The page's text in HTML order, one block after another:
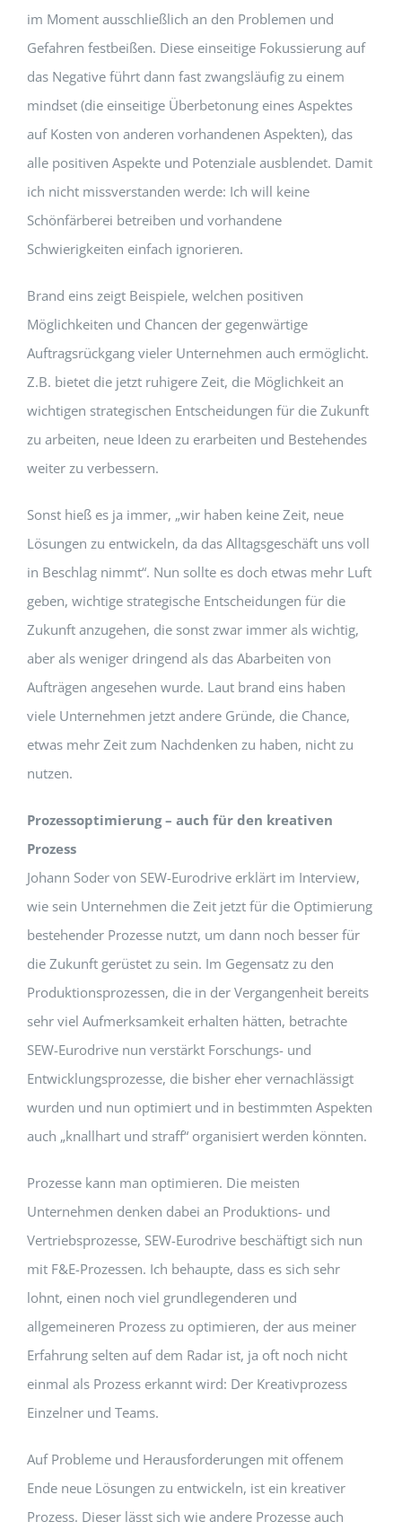
im Moment ausschließlich an den Problemen und
Gefahren festbeißen. Diese einseitige Fokussierung auf
das Negative führt dann fast zwangsläufig zu einem
mindset (die einseitige Überbetonung eines Aspektes
auf Kosten von anderen vorhandenen Aspekten), das
alle positiven Aspekte und Potenziale ausblendet. Damit
ich nicht missverstanden werde: Ich will keine
Schönfärberei betreiben und vorhandene
Schwierigkeiten einfach ignorieren.
Brand eins zeigt Beispiele, welchen positiven
Möglichkeiten und Chancen der gegenwärtige
Auftragsrückgang vieler Unternehmen auch ermöglicht.
Z.B. bietet die jetzt ruhigere Zeit, die Möglichkeit an
wichtigen strategischen Entscheidungen für die Zukunft
zu arbeiten, neue Ideen zu erarbeiten und Bestehendes
weiter zu verbessern.
Sonst hieß es ja immer, „wir haben keine Zeit, neue
Lösungen zu entwickeln, da das Alltagsgeschäft uns voll
in Beschlag nimmt“. Nun sollte es doch etwas mehr Luft
geben, wichtige strategische Entscheidungen für die
Zukunft anzugehen, die sonst zwar immer als wichtig,
aber als weniger dringend als das Abarbeiten von
Aufträgen angesehen wurde. Laut brand eins haben
viele Unternehmen jetzt andere Gründe, die Chance,
etwas mehr Zeit zum Nachdenken zu haben, nicht zu
nutzen.
Prozessoptimierung – auch für den kreativen
Prozess
Johann Soder von SEW-Eurodrive erklärt im Interview,
wie sein Unternehmen die Zeit jetzt für die Optimierung
bestehender Prozesse nutzt, um dann noch besser für
die Zukunft gerüstet zu sein. Im Gegensatz zu den
Produktionsprozessen, die in der Vergangenheit bereits
sehr viel Aufmerksamkeit erhalten hätten, betrachte
SEW-Eurodrive nun verstärkt Forschungs- und
Entwicklungsprozesse, die bisher eher vernachlässigt
wurden und nun optimiert und in bestimmten Aspekten
auch „knallhart und straff“ organisiert werden könnten.
Prozesse kann man optimieren. Die meisten
Unternehmen denken dabei an Produktions- und
Vertriebsprozesse, SEW-Eurodrive beschäftigt sich nun
mit F&E-Prozessen. Ich behaupte, dass es sich sehr
lohnt, einen noch viel grundlegenderen und
allgemeineren Prozess zu optimieren, der aus meiner
Erfahrung selten auf dem Radar ist, ja oft noch nicht
einmal als Prozess erkannt wird: Der Kreativprozess
Einzelner und Teams.
Auf Probleme und Herausforderungen mit offenem
Ende neue Lösungen zu entwickeln, ist ein kreativer
Prozess. Dieser lässt sich wie andere Prozesse auch